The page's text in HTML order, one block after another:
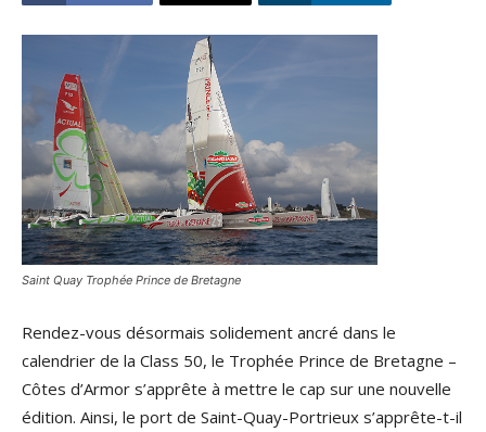
Saint Quay Trophée Prince de Bretagne
Rendez-vous désormais solidement ancré dans le
calendrier de la Class 50, le Trophée Prince de Bretagne –
Côtes d’Armor s’apprête à mettre le cap sur une nouvelle
édition. Ainsi, le port de Saint-Quay-Portrieux s’apprête-t-il